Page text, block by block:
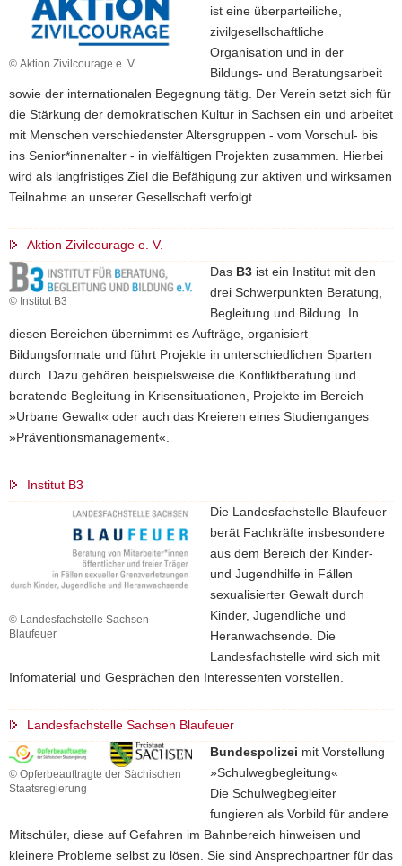
© Aktion Zivilcourage e. V.
ist eine überparteiliche,
zivilgesellschaftliche
Organisation und in der
Bildungs- und Beratungsarbeit
sowie der internationalen Begegnung tätig. Der Verein setzt sich für
die Stärkung der demokratischen Kultur in Sachsen ein und arbeitet
mit Menschen verschiedenster Altersgruppen - vom Vorschul- bis
ins Senior*innenalter - in vielfältigen Projekten zusammen. Hierbei
wird als langfristiges Ziel die Befähigung zur aktiven und wirksamen
Teilnahme an unserer Gesellschaft verfolgt.
Aktion Zivilcourage e. V.
© Institut B3
Das B3 ist ein Institut mit den
drei Schwerpunkten Beratung,
Begleitung und Bildung. In
diesen Bereichen übernimmt es Aufträge, organisiert
Bildungsformate und führt Projekte in unterschiedlichen Sparten
durch. Dazu gehören beispielsweise die Konfliktberatung und
beratende Begleitung in Krisensituationen, Projekte im Bereich
»Urbane Gewalt« oder auch das Kreieren eines Studienganges
»Präventionsmanagement«.
Institut B3
© Landesfachstelle Sachsen
Blaufeuer
Die Landesfachstelle Blaufeuer
berät Fachkräfte insbesondere
aus dem Bereich der Kinder-
und Jugendhilfe in Fällen
sexualisierter Gewalt durch
Kinder, Jugendliche und
Heranwachsende. Die
Landesfachstelle wird sich mit
Infomaterial und Gesprächen den Interessenten vorstellen.
Landesfachstelle Sachsen Blaufeuer
© Opferbeauftragte der Sächischen
Staatsregierung
Bundespolizei mit Vorstellung
»Schulwegbegleitung«
Die Schulwegbegleiter
fungieren als Vorbild für andere
Mitschüler, diese auf Gefahren im Bahnbereich hinweisen und
kleinere Probleme selbst zu lösen. Sie sind Ansprechpartner für das